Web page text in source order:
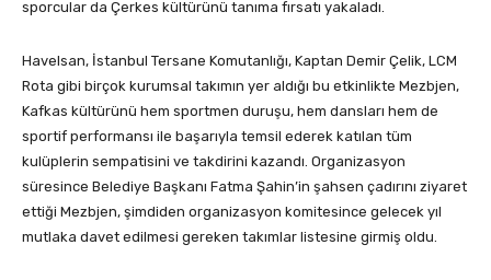
sporcular da Çerkes kültürünü tanıma fırsatı yakaladı.
Havelsan, İstanbul Tersane Komutanlığı, Kaptan Demir Çelik, LCM
Rota gibi birçok kurumsal takımın yer aldığı bu etkinlikte Mezbjen,
Kafkas kültürünü hem sportmen duruşu, hem dansları hem de
sportif performansı ile başarıyla temsil ederek katılan tüm
kulüplerin sempatisini ve takdirini kazandı. Organizasyon
süresince Belediye Başkanı Fatma Şahin’in şahsen çadırını ziyaret
ettiği Mezbjen, şimdiden organizasyon komitesince gelecek yıl
mutlaka davet edilmesi gereken takımlar listesine girmiş oldu.